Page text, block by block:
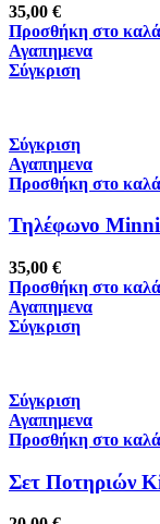
35,00 €
Προσθήκη στο
Αγαπημενα
Σύγκριση
Σύγκριση
Αγαπημενα
Προσθήκη στο
Τηλέφωνο
35,00 €
Προσθήκη στο
Αγαπημενα
Σύγκριση
Σύγκριση
Αγαπημενα
Προσθήκη στο
Σετ Ποτηριών